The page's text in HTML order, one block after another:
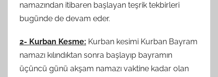
namazından itibaren başlayan teşrik tekbirleri
bugünde de devam eder.
2- Kurban Kesme: Kurban kesimi Kurban Bayram
namazı kılındıktan sonra başlayıp bayramın
üçüncü günü akşam namazı vaktine kadar olan